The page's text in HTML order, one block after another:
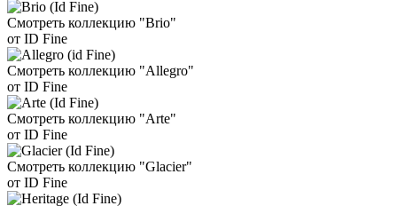
Смотреть коллекцию "Brio"
от ID Fine
Смотреть коллекцию "Allegro"
от ID Fine
Смотреть коллекцию "Arte"
от ID Fine
Смотреть коллекцию "Glacier"
от ID Fine